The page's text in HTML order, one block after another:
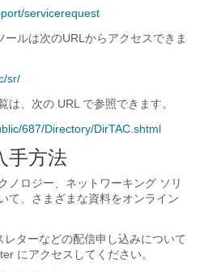
servicerequest
ルは次のURLからアクセスできま
sr/
は、次の URL で参照できます。
687/Directory/DirTAC.shtml
手方法
ノロジー、ネットワーキング ソリ
て、さまざまな資料をオンライン
ターなどの配信申し込みについて
にアクセスしてください。